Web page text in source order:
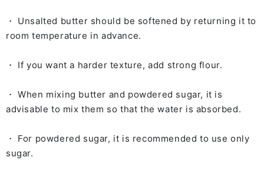
・ Unsalted butter should be softened by returning it to
room temperature in advance.
・ If you want a harder texture, add strong flour.
・ When mixing butter and powdered sugar, it is
advisable to mix them so that the water is absorbed.
・ For powdered sugar, it is recommended to use only
sugar.